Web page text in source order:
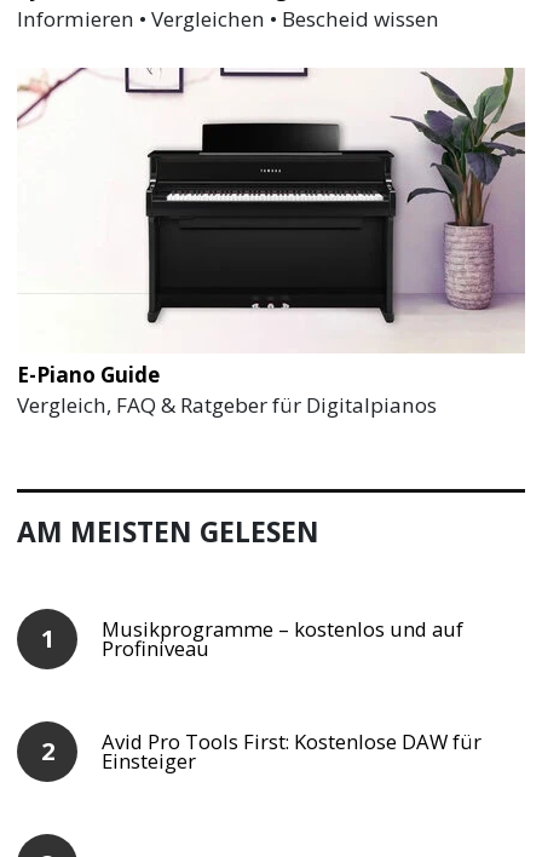
Informieren • Vergleichen • Bescheid wissen
E-Piano Guide
Vergleich, FAQ & Ratgeber für Digitalpianos
AM MEISTEN GELESEN
Musikprogramme – kostenlos und auf
Profiniveau
Avid Pro Tools First: Kostenlose DAW für
Einsteiger